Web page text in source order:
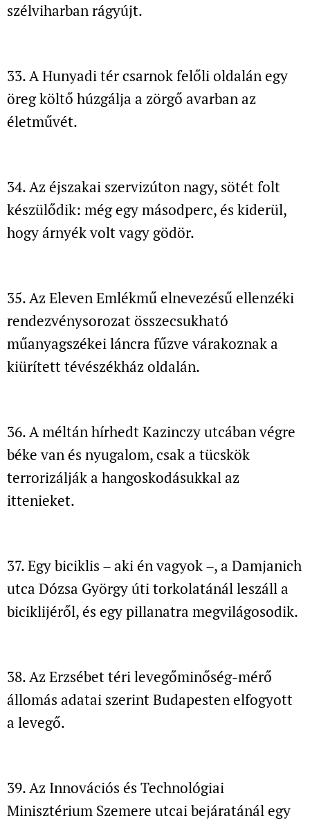
szélviharban rágyújt.
33. A Hunyadi tér csarnok felőli oldalánegy
öreg költő húzgálja a zörgő avarban az
életművét.
34. Az éjszakai szervizúton nagy, sötét folt
készülődik: még egy másodperc, és kiderül,
hogy árnyék volt vagy gödör.
35. Az Eleven Emlékmű elnevezésű ellenzéki
rendezvénysorozatösszecsukható
műanyagszékei láncra fűzve várakoznak a
kiürített tévészékház oldalán.
36. A méltán hírhedt Kazinczy utcában végre
béke van és nyugalom,csak a tücskök
terrorizálják a hangoskodásukkal az
ittenieket.
37. Egy biciklis – aki én vagyok –, a Damjanich
utca Dózsa György úti torkolatánál leszáll a
biciklijéről, és egy pillanatra megvilágosodik.
38. Az Erzsébet téri levegőminőség-mérő
állomás adatai szerintBudapesten elfogyott
a levegő.
39. Az Innovációs és Technológiai
Minisztérium Szemere utcai bejáratánálegy